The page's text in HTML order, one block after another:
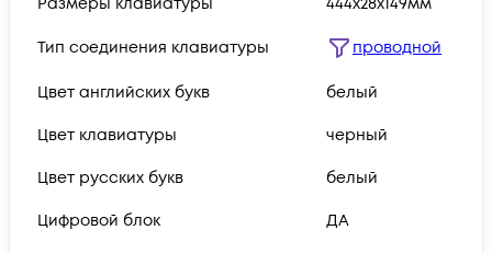
Тип соединения клавиатуры проводной
Цвет английских букв белый
Цвет клавиатуры черный
Цвет русских букв белый
Цифровой блок ДА